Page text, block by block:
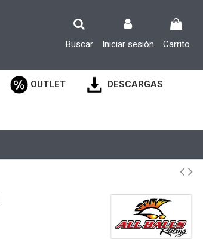
Buscar
Iniciar sesión Carrito
OUTLET DESCARGAS